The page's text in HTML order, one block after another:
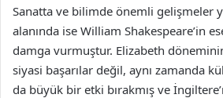
Sanatta ve bilimde önemli gelişmeler
alanında ise William Shakespeare’in
damga vurmuştur. Elizabeth
siyasi başarılar değil, aynı zamanda
da büyük bir etki bırakmış ve